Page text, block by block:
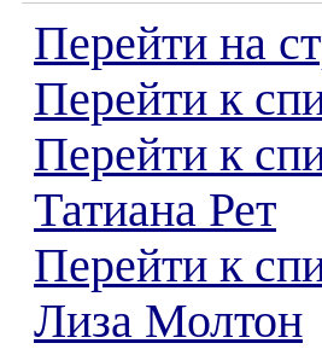
Перейти на
Перейти к
Перейти к
Татиана Рет
Перейти к
Лиза Молтон